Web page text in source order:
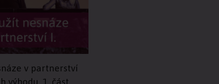
v partnerství